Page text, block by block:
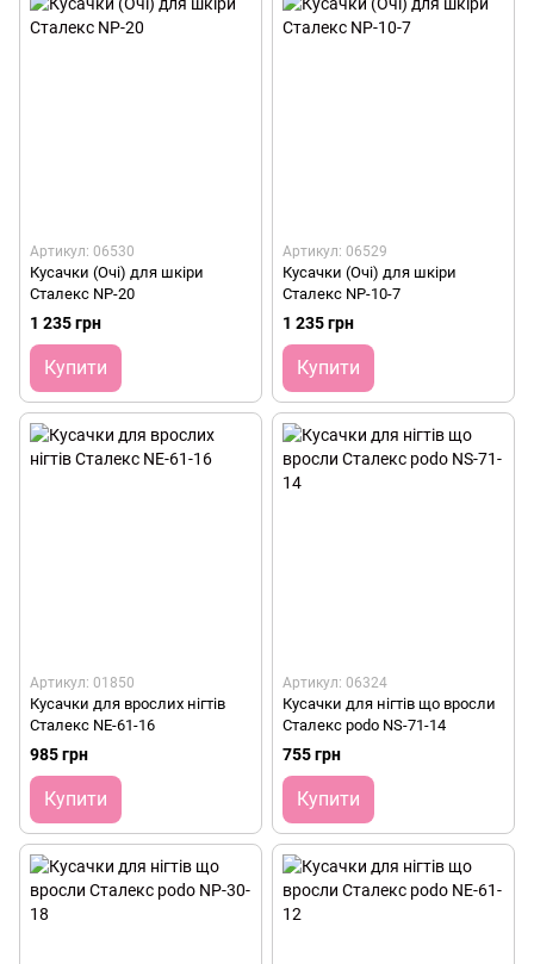
Артикул: 06530
Кусачки (Очі) для шкіри
Сталекс NP-20
1 235 грн
Купити
Артикул: 06529
Кусачки (Очі) для шкіри
Сталекс NP-10-7
1 235 грн
Купити
Артикул: 01850
Кусачки для врослих нігтів
Сталекс NE-61-16
985 грн
Купити
Артикул: 06324
Кусачки для нігтів що вросли
Сталекс podo NS-71-14
755 грн
Купити